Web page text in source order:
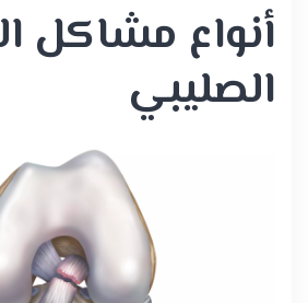
أنواع مشاكل
الصليبي